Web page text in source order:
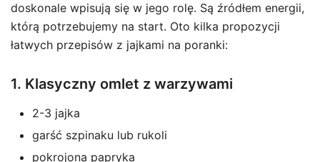
doskonale wpisują się w jego rolę. Są źródłem energii,
którą potrzebujemy na start. Oto kilka propozycji
łatwych przepisów z jajkami na poranki:
1. Klasyczny omlet z warzywami
2-3 jajka
garść szpinaku lub rukoli
pokrojona papryka